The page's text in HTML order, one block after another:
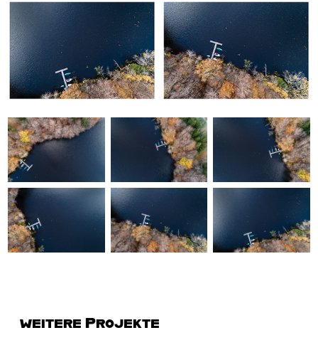
weitere Projekte